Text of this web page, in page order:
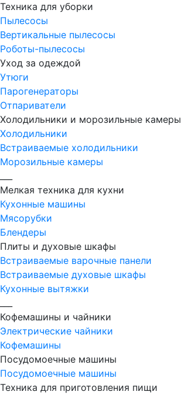
Техника для уборки
Пылесосы
Вертикальные пылесосы
Роботы-пылесосы
Уход за одеждой
Утюги
Парогенераторы
Отпариватели
Холодильники и морозильные камеры
Холодильники
Встраиваемые холодильники
Морозильные камеры
Мелкая техника для кухни
Кухонные машины
Мясорубки
Блендеры
Плиты и духовые шкафы
Встраиваемые варочные панели
Встраиваемые духовые шкафы
Кухонные вытяжки
Кофемашины и чайники
Электрические чайники
Кофемашины
Посудомоечные машины
Посудомоечные машины
Техника для приготовления пищи